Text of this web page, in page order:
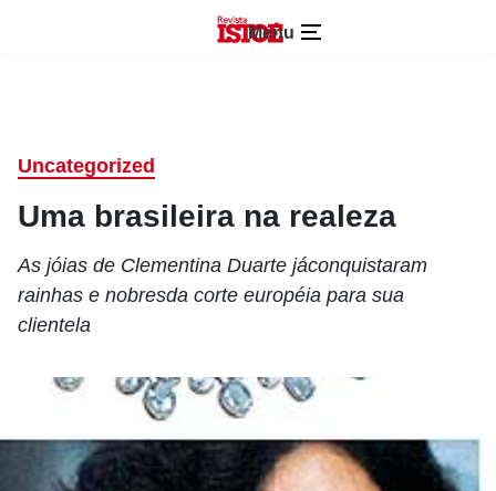
Menu
Uncategorized
Uma brasileira na realeza
As jóias de Clementina Duarte jáconquistaram
rainhas e nobresda corte européia para sua
clientela